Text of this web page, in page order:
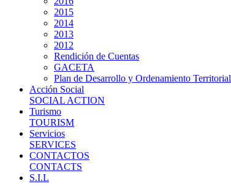
2015
2014
2013
2012
Rendición de Cuentas
GACETA
Plan de Desarrollo y Ordenamiento Territorial
Acción Social
SOCIAL ACTION
Turismo
TOURISM
Servicios
SERVICES
CONTACTOS
CONTACTS
S.I.L